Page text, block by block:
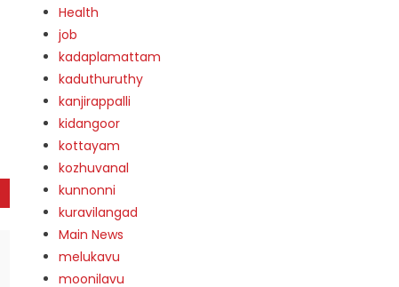
Health
job
kadaplamattam
kaduthuruthy
kanjirappalli
kidangoor
kottayam
kozhuvanal
kunnonni
kuravilangad
Main News
melukavu
moonilavu